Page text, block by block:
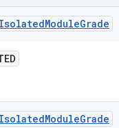
IsolatedModuleGrade
IsolatedModuleGrade